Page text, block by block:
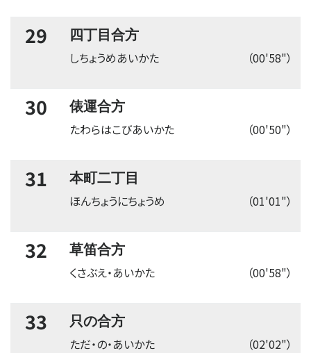
29 四丁目合方
（00'58"）
しちょうめあいかた
30 俵運合方
（00'50"）
たわらはこびあいかた
31 本町二丁目
（01'01"）
ほんちょうにちょうめ
32 草笛合方
（00'58"）
くさぶえ・あいかた
33 只の合方
（02'02"）
ただ・の・あいかた